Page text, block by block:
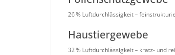
26 % Luftdurchlässigkeit –
Haustiergewebe
32 % Luftdurchlässigkeit – kratz- und